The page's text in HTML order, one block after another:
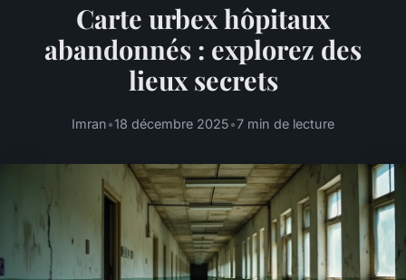
Carte urbex hôpitaux
abandonnés : explorez des
lieux secrets
Imran•18 décembre 2025•7 min de lecture